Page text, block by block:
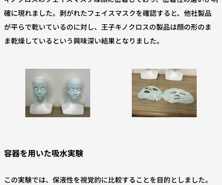
確に現れました。剥がれたフェイスマスクを確認すると、他社製品
が平らで乾いているのに対し、王子キノクロスの製品は顔の形のま
ま乾燥しているという興味深い結果となりました。
容器を用いた吸水実験
この実験では、保液性を視覚的に比較することを目的としました。